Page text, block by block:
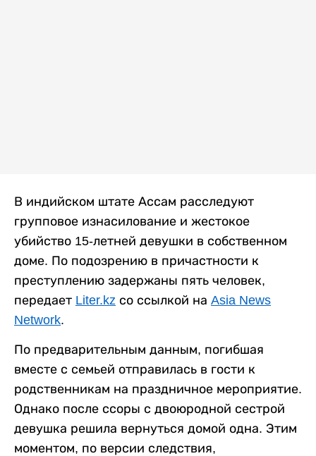
В индийском штате Ассам расследуют
групповое изнасилование и жестокое
убийство 15-летней девушки в собственном
доме. По подозрению в причастности к
преступлению задержаны пять человек,
передает Liter.kz со ссылкой на Asia News
Network.
По предварительным данным, погибшая
вместе с семьей отправилась в гости к
родственникам на праздничное мероприятие.
Однако после ссоры с двоюродной сестрой
девушка решила вернуться домой одна. Этим
моментом, по версии следствия,